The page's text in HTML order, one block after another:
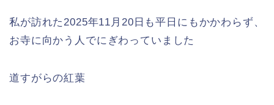
私が訪れた2025年11月20日も平日にもかかわらず、
お寺に向かう人でにぎわっていました
道すがらの紅葉